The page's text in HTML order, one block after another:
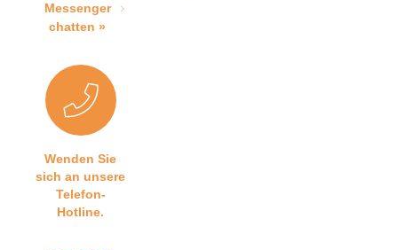
Messenger
chatten »
Wenden Sie
sich an unsere
Telefon-
Hotline.